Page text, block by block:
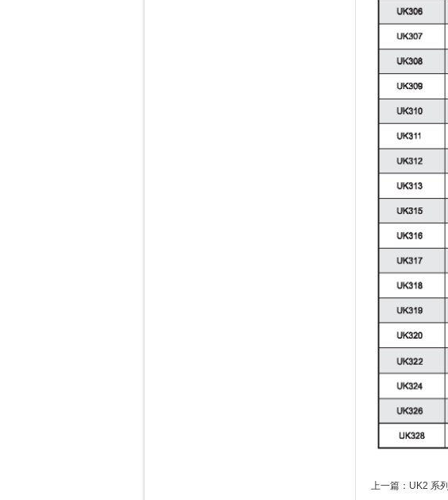
上一篇： UK2 系列